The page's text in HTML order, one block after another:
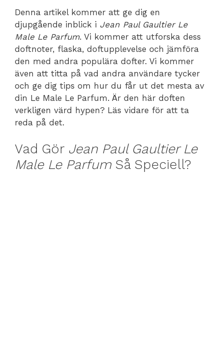
Denna artikel kommer att ge dig en
djupgående inblick i Jean Paul Gaultier Le
Male Le Parfum. Vi kommer att utforska dess
doftnoter, flaska, doftupplevelse och jämföra
den med andra populära dofter. Vi kommer
även att titta på vad andra användare tycker
och ge dig tips om hur du får ut det mesta av
din Le Male Le Parfum. Är den här doften
verkligen värd hypen? Läs vidare för att ta
reda på det.
Vad Gör Jean Paul Gaultier Le
Male Le Parfum Så Speciell?